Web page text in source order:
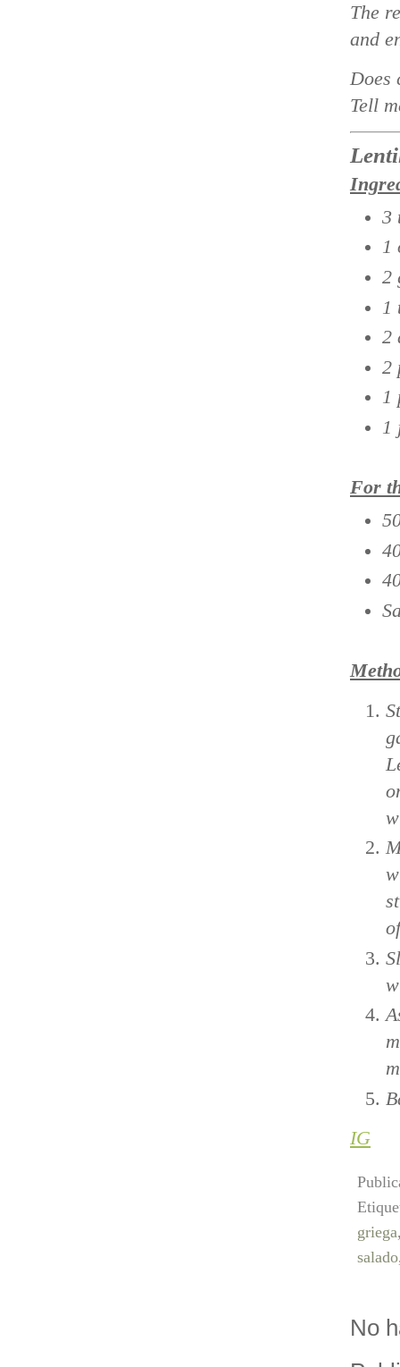
The
and
Does
Tell
3
1
2
1
2
2
1
1
For
IG
griega
salado
No